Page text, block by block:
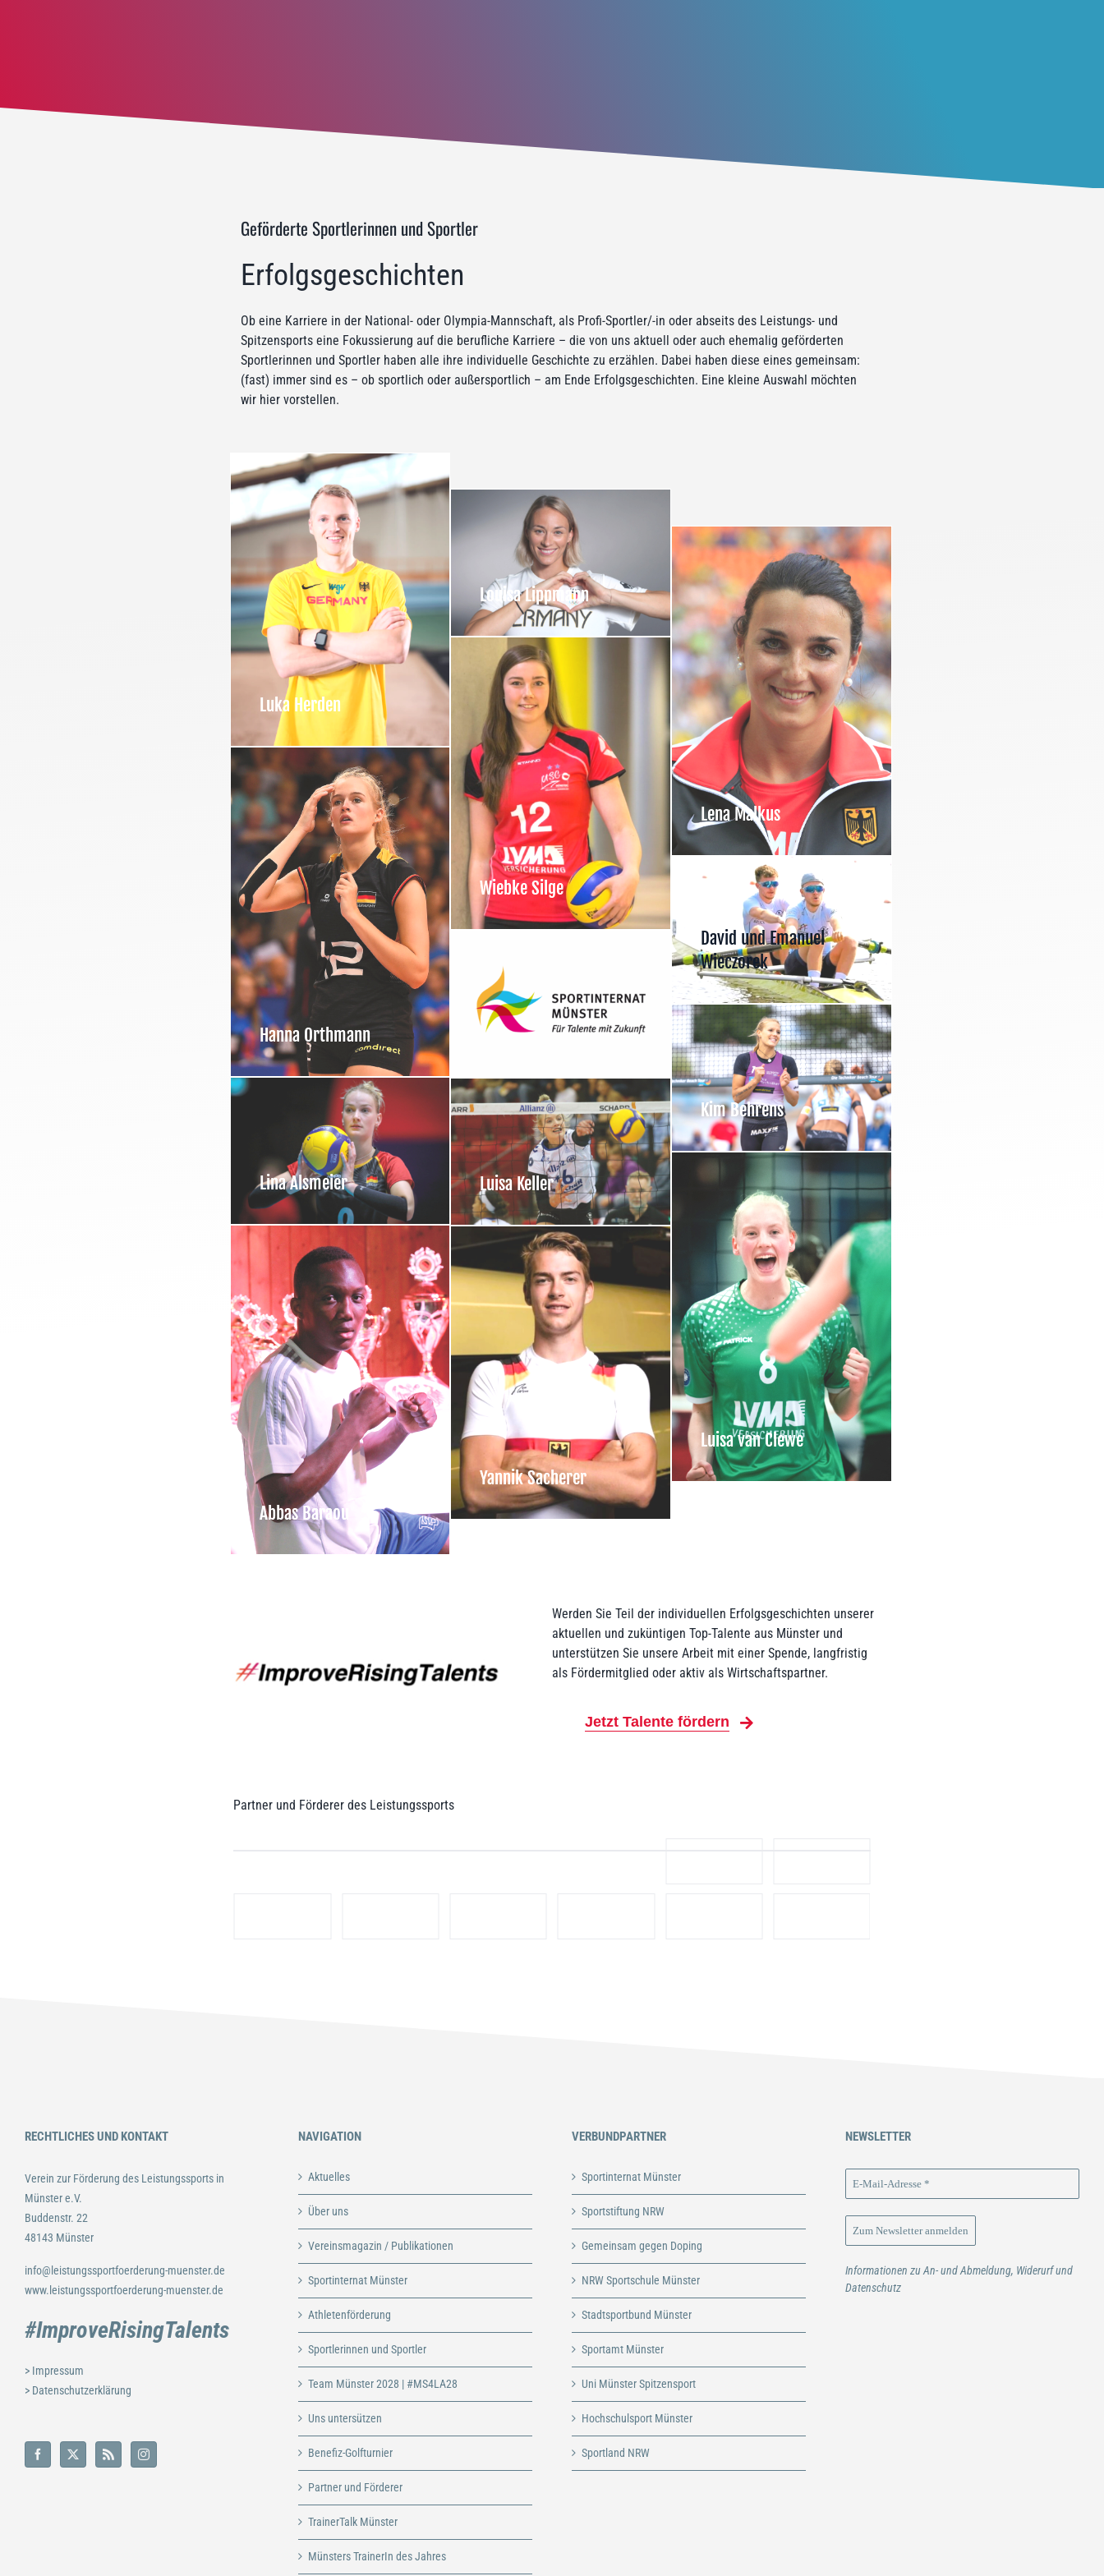
Geförderte Sportlerinnen und Sportler
Erfolgsgeschichten
Ob eine Karriere in der National- oder Olympia-Mannschaft, als Profi-Sportler/-in oder abseits des Leistungs- und
Spitzensports eine Fokussierung auf die berufliche Karriere – die von uns aktuell oder auch ehemalig geförderten
Sportlerinnen und Sportler haben alle ihre individuelle Geschichte zu erzählen. Dabei haben diese eines gemeinsam:
(fast) immer sind es – ob sportlich oder außersportlich – am Ende Erfolgsgeschichten. Eine kleine Auswahl möchten
wir hier vorstellen.
Luka Herden
Hanna Orthmann
Lina Alsmeier
Abbas Baraou
Louisa Lippmann
Wiebke Silge
Luisa Keller
Yannik Sacherer
Lena Malkus
David und Emanuel
Wieczorek
Kim Behrens
Luisa van Clewe
Werden Sie Teil der individuellen Erfolgsgeschichten unserer
aktuellen und zuküntigen Top-Talente aus Münster und
unterstützen Sie unsere Arbeit mit einer Spende, langfristig
als Fördermitglied oder aktiv als Wirtschaftspartner.
Jetzt Talente fördern
Partner und Förderer des Leistungssports
RECHTLICHES UND KONTAKT
Verein zur Förderung des Leistungssports in
Münster e.V.
Buddenstr. 22
48143 Münster
info@leistungssportfoerderung-muenster.de
www.leistungssportfoerderung-muenster.de
#ImproveRisingTalents
> Impressum
> Datenschutzerklärung
NAVIGATION
Aktuelles
Über uns
Vereinsmagazin / Publikationen
Sportinternat Münster
Athletenförderung
Sportlerinnen und Sportler
Team Münster 2028 | #MS4LA28
Uns untersützen
Benefiz-Golfturnier
Partner und Förderer
TrainerTalk Münster
Münsters TrainerIn des Jahres
VERBUNDPARTNER
Sportinternat Münster
Sportstiftung NRW
Gemeinsam gegen Doping
NRW Sportschule Münster
Stadtsportbund Münster
Sportamt Münster
Uni Münster Spitzensport
Hochschulsport Münster
Sportland NRW
NEWSLETTER
Informationen zu An- und Abmeldung, Widerurf und
Datenschutz